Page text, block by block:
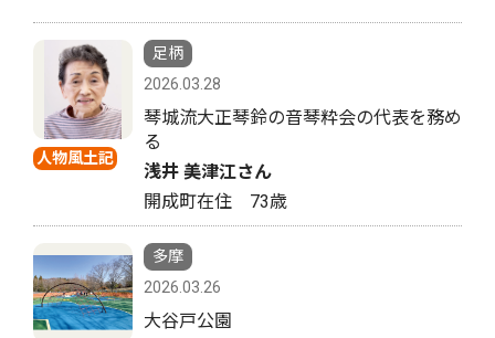
人物風土記
足柄
2026.03.28
琴城流大正琴鈴の音琴粋会の代表を務め
る
浅井 美津江さん
開成町在住 73歳
多摩
2026.03.26
大谷戸公園